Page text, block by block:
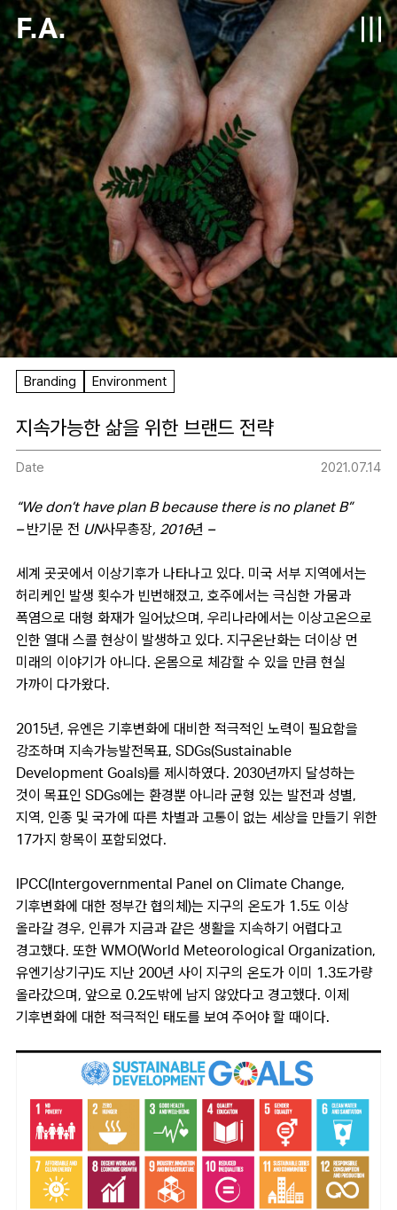
F.A.
Branding Environment
지속가능한 삶을 위한 브랜드 전략
Date 2021.07.14
“We don’t have plan B because there is no planet B”
– 반기문 전 UN사무총장, 2016년 –
세계 곳곳에서 이상기후가 나타나고 있다. 미국 서부 지역에서는
허리케인 발생 횟수가 빈번해졌고, 호주에서는 극심한 가뭄과
폭염으로 대형 화재가 일어났으며, 우리나라에서는 이상고온으로
인한 열대 스콜 현상이 발생하고 있다. 지구온난화는 더이상 먼
미래의 이야기가 아니다. 온몸으로 체감할 수 있을 만큼 현실
가까이 다가왔다.
2015년, 유엔은 기후변화에 대비한 적극적인 노력이 필요함을
강조하며 지속가능발전목표, SDGs(Sustainable
Development Goals)를 제시하였다. 2030년까지 달성하는
것이 목표인 SDGs에는 환경뿐 아니라 균형 있는 발전과 성별,
지역, 인종 및 국가에 따른 차별과 고통이 없는 세상을 만들기 위한
17가지 항목이 포함되었다.
IPCC(Intergovernmental Panel on Climate Change,
기후변화에 대한 정부간 협의체)는 지구의 온도가 1.5도 이상
올라갈 경우, 인류가 지금과 같은 생활을 지속하기 어렵다고
경고했다. 또한 WMO(World Meteorological Organization,
유엔기상기구)도 지난 200년 사이 지구의 온도가 이미 1.3도가량
올라갔으며, 앞으로 0.2도밖에 남지 않았다고 경고했다. 이제
기후변화에 대한 적극적인 태도를 보여 주어야 할 때이다.